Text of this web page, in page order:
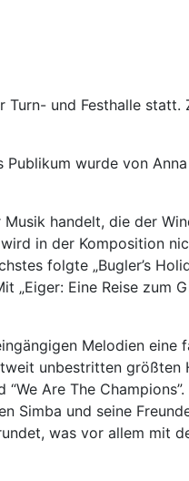
und Festhalle
wurde von
handelt, die der
in der Komposition
folgte „Bugler’s
„Eiger: Eine Reise zum
Melodien
unbestritten größten
“We Are The
Simba und seine
was vor allem mit